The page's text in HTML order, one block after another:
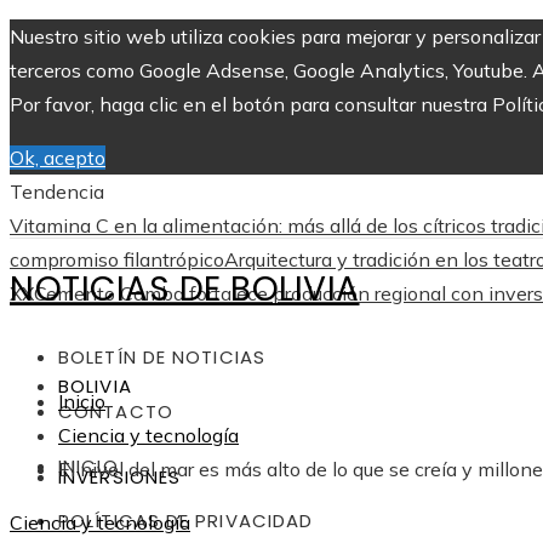
Nuestro sitio web utiliza cookies para mejorar y
terceros como Google Adsense, Google Analytics,
Por favor, haga clic en el botón para consultar nuestra
Ok, acepto
Tendencia
Vitamina C en la alimentación: más allá de los cítricos
compromiso filantrópicoArquitectura y tradición en los
XXCemento Camba fortalece producción regional con
BOLETÍN DE NOTICIAS
CONTACTO
INICIO
POLÍTICAS DE PRIVACIDAD
NOTICIAS DE BOLIVIA
BOLIVIA
INVERSIONES
Inicio
Ciencia y tecnología
El nivel del mar es más alto de lo que se creía y
Ciencia y tecnología